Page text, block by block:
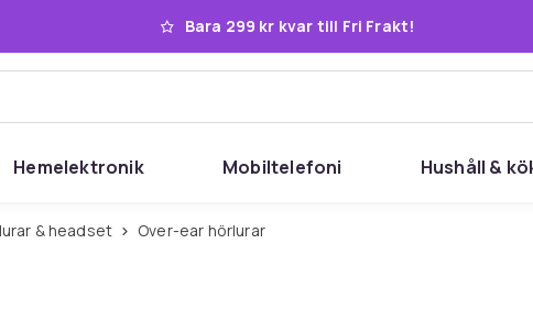
Bara 299 kr kvar till Fri Frakt!
Hemelektronik Mobiltelefoni Hushåll &
& headset Over-ear hörlurar